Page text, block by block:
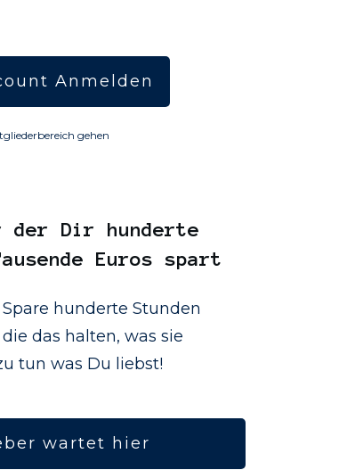
Anmelden
gehen
der Dir hunderte
Euros spart
hunderte Stunden
das halten, was sie
tun was Du liebst!
wartet hier